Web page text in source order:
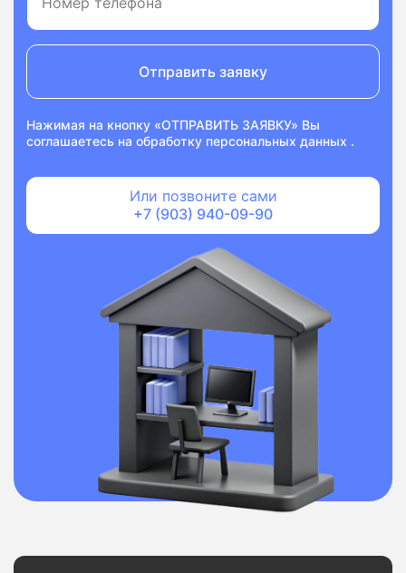
Отправить заявку
Нажимая на кнопку «ОТПРАВИТЬ ЗАЯВКУ» Вы
соглашаетесь на обработку персональных данных .
Или позвоните сами
+7 (903) 940-09-90